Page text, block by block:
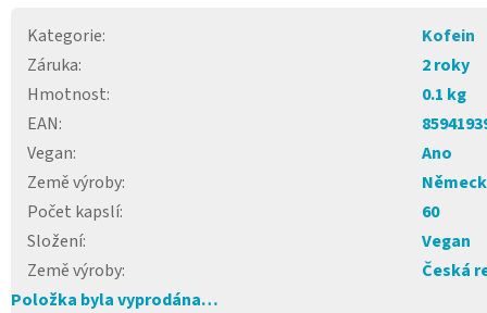
Kategorie:
Kofein
Záruka:
2 roky
Hmotnost:
0.1 kg
EAN:
Vegan:
Ano
Země výroby:
Počet kapslí:
60
Složení:
Vegan
Země výroby:
Česká
Položka byla vyprodána…